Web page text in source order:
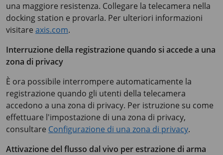
una maggiore resistenza. Collegare la telecamera nella
docking station e provarla. Per ulteriori informazioni
visitare axis.com.
Interruzione della registrazione quando si accede a una
zona di privacy
È ora possibile interrompere automaticamente la
registrazione quando gli utenti della telecamera
accedono a una zona di privacy. Per istruzione su come
effettuare l'impostazione di una zona di privacy,
consultare Configurazione di una zona di privacy.
Attivazione del flusso dal vivo per estrazione di arma